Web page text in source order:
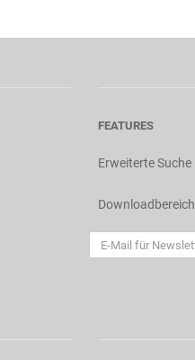
FEATURES
Erweiterte Suche
Downloadbereich